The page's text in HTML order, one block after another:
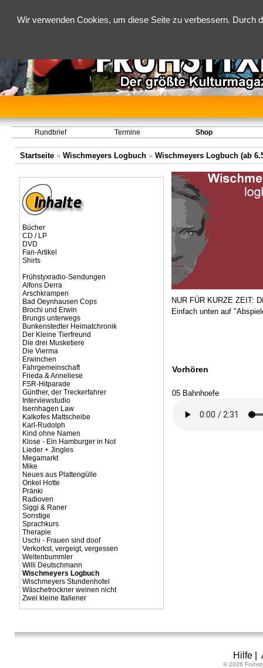
Wir verwenden Cookies, um diese Seite zu verbessern.
Rundbrief Termine Shop
Startseite» Wischmeyers Logbuch» Wischmeyers Logbuch (ab
Bücher
CD / LP
DVD
Fan-Artikel
Shirts
Frühstyxradio-Sendungen
Alfons Derra
Arschkrampen
Bad Oeynhausen Cops
Brochi und Erwin
Brungs unterwegs
Bunkenstedter Heimatchronik
Der Kleine Tierfreund
Die drei Musketiere
Die Vierma
Erwinchen
Fahrgemeinschaft
Frieda & Anneliese
FSR-Hitparade
Günther, der Treckerfahrer
Interviewstudio
Isernhagen Law
Kalkofes Mattscheibe
Karl-Rudolph
Kind ohne Namen
Klose - Ein Hamburger in Not
Lieder + Jingles
Megamarkt
Mike
Neues aus Plattengülle
Onkel Hotte
Pränki
Radioven
Siggi & Raner
Sonstige
Sprachkurs
Therapie
Uschi - Frauen sind doof
Verkorkst, vergeigt, vergessen
Weltenbummler
Willi Deutschmann
Wischmeyers Logbuch
Wischmeyers Stundenhotel
Wäschetrockner weinen nicht
Zwei kleine Italiener
NUR FÜR KURZE ZEIT:
Einfach unten auf
Vorhören
05 Bahnhoefe
Hilfe|
© 2026